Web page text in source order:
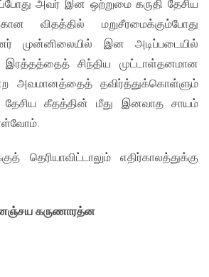
அவர் இன ஒற்றுமை கருதி தேசிய
விதத்தில் மறுசீரமைக்கும்போது
முன்னிலையில் இன அடிப்படையில்
இரத்தத்தைத் சிந்திய முட்டாள்தனமான
அவமானத்தைத் தவிர்த்துக்கொள்ளும்
தேசிய கீதத்தின் மீது இனவாத சாயம்
தெரியாவிட்டாலும் எதிர்காலத்துக்கு
கருணாரத்ன